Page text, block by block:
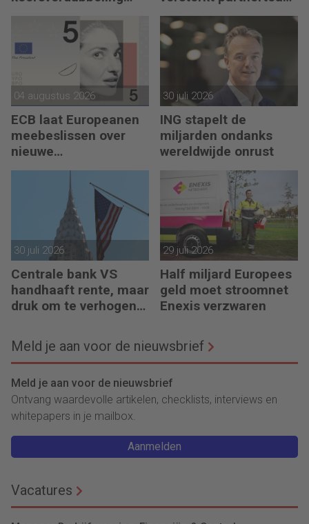
CFO Capabel
04 augustus 2026
ECB laat Europeanen
meebeslissen over
nieuwe
eurobankbiljetten
30 juli 2026
ING stapelt de
miljarden ondanks
wereldwijde onrust
30 juli 2026
Centrale bank VS
handhaaft rente, maar
druk om te verhogen
29 juli 2026
Half miljard Europees
geld moet stroomnet
Enexis verzwaren
Meld je aan voor de nieuwsbrief
Meld je aan voor de nieuwsbrief
Ontvang waardevolle artikelen, checklists, interviews en
whitepapers in je mailbox.
Aanmelden
Vacatures